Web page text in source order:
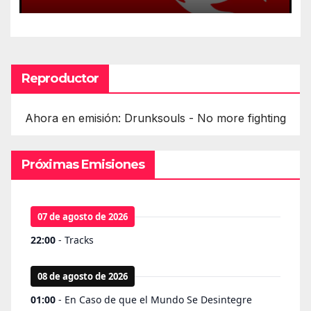
Reproductor
Ahora en emisión: Drunksouls - No more fighting
Próximas Emisiones